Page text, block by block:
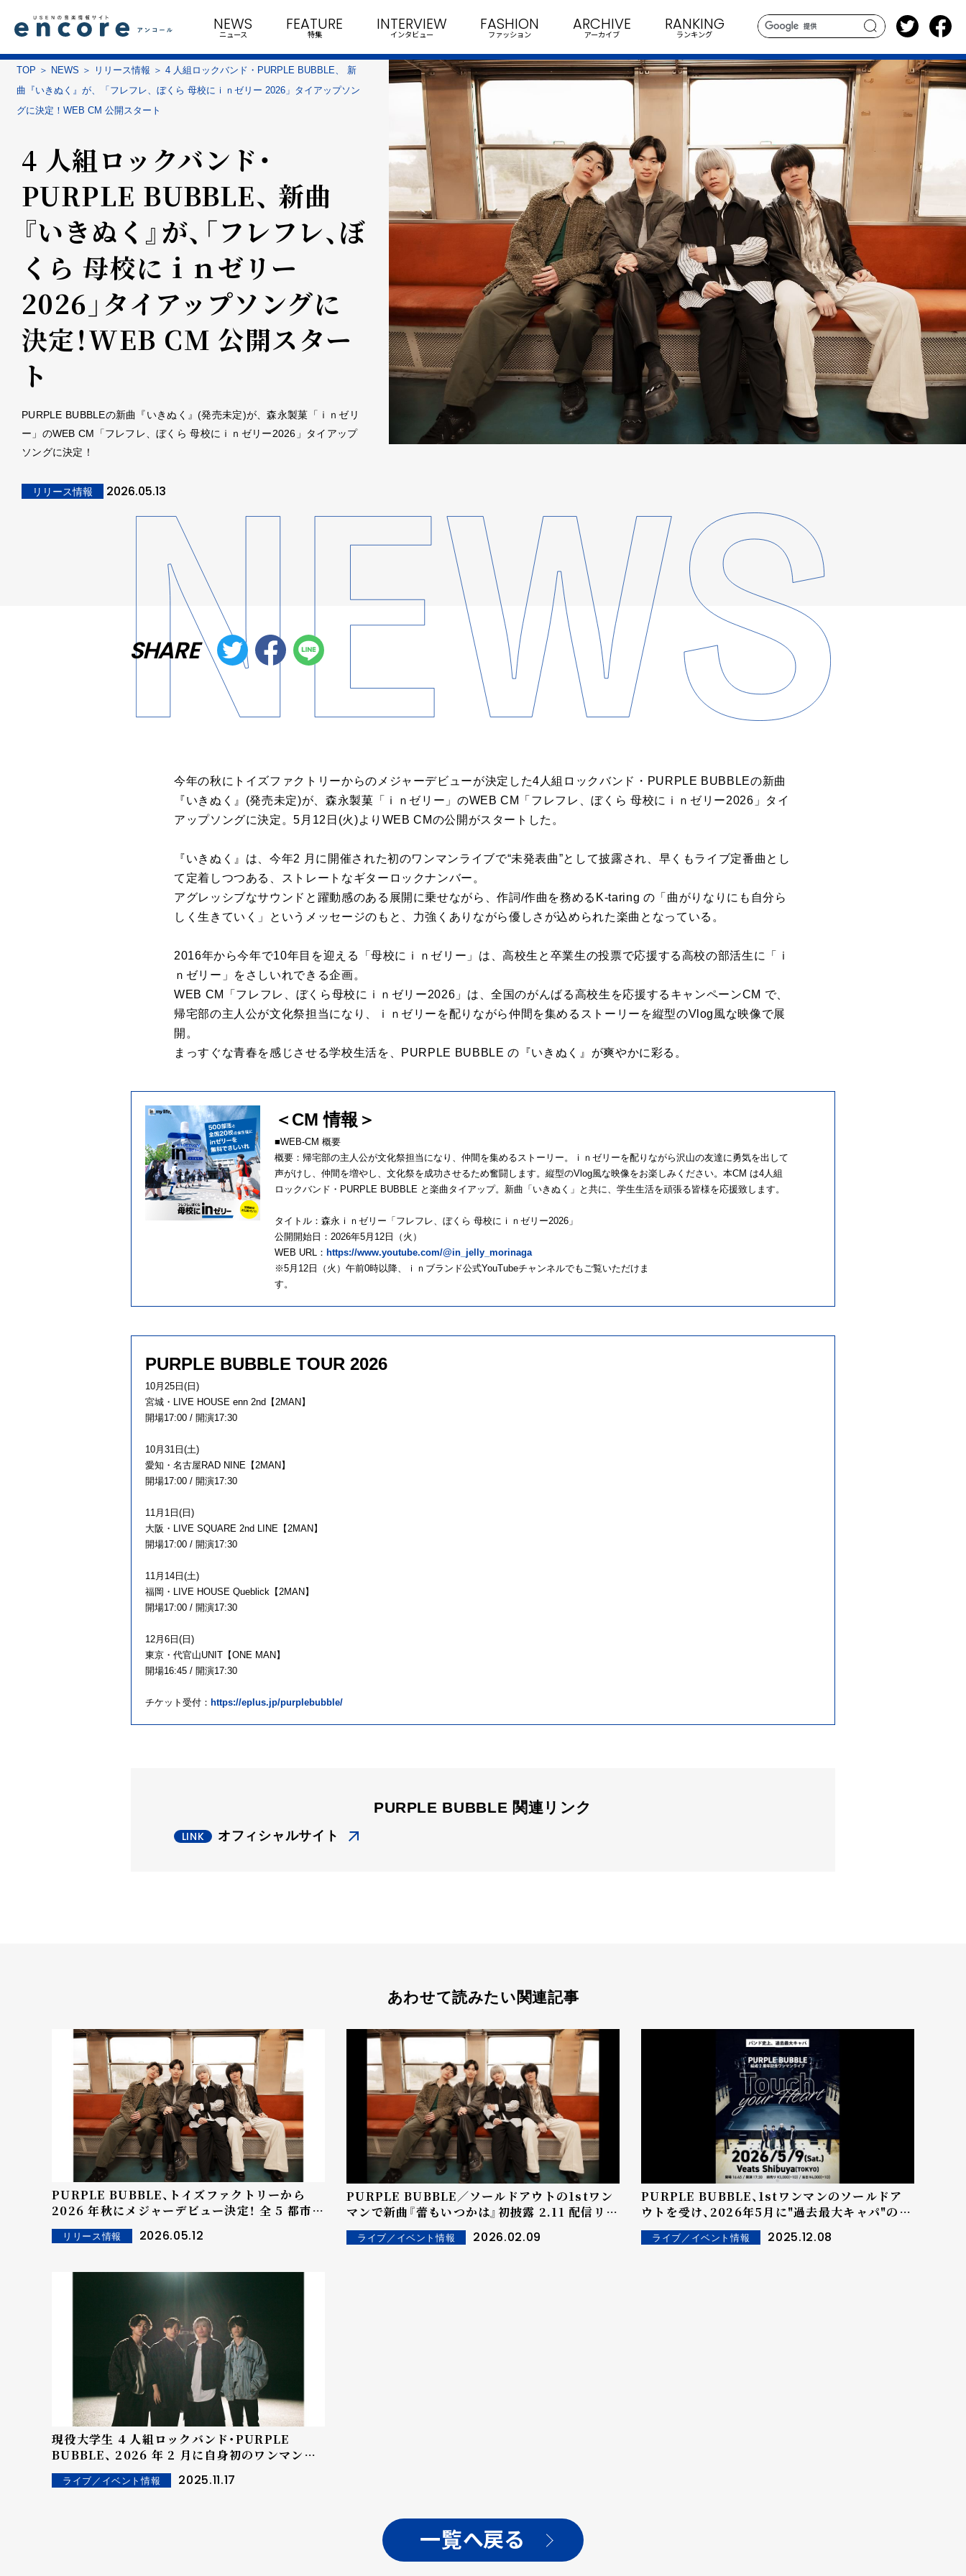
search
NEWS
ニュース
FEATURE
特集
INTERVIEW
インタビュー
FASHION
ファッション
ARCHIVE
アーカイブ
RANKING
ランキング
TOP NEWS リリース情報
4 人組ロックバンド・PURPLE BUBBLE、 新
曲『いきぬく』が、「フレフレ、ぼくら 母校にｉｎゼリー 2026」タイアップソン
グに決定！WEB CM 公開スタート
4 人組ロックバンド・
PURPLE BUBBLE、 新曲
『いきぬく』が、「フレフレ、ぼ
くら 母校にｉｎゼリー
2026」タイアップソングに
決定！WEB CM 公開スター
ト
PURPLE BUBBLEの新曲『いきぬく』(発売未定)が、森永製菓「ｉｎゼリ
ー」のWEB CM「フレフレ、ぼくら ⺟校にｉｎゼリー2026」タイアップ
ソングに決定！
リリース情報 2026.05.13
SHARE
今年の秋にトイズファクトリーからのメジャーデビューが決定した4⼈組ロックバンド・ PURPLE BUBBLEの新曲
『いきぬく』(発売未定)が、 森永製菓「ｉｎゼリー」のWEB CM「フレフレ、ぼくら ⺟校にｉｎゼリー2026」
タイ
アップソングに決定 。5⽉ 12⽇(⽕)よりWEB CMの公開がスタートした。
『いきぬく』は、今年2 ⽉に開催された初のワンマンライブで“未発表曲”として披露され、早くもライブ定番曲とし
て定着しつつある、
ストレートなギターロックナンバー。
アグレッシブなサウンドと躍動感のある展開に乗せながら、作詞/作曲を務めるK-taring の「曲がりなりにも⾃分ら
しく⽣きていく」
というメッセージのもと、⼒強くありながら優しさが込められた楽曲となっている。
2016年から今年で10年⽬を迎える「⺟校にｉｎゼリー」は、⾼校⽣と卒業⽣の投票で応援する⾼校の部活⽣に「ｉ
ｎゼリー」
をさしいれできる企画。
WEB CM「フレフレ、ぼくら⺟校にｉｎゼリー2026」は、全国のがんばる⾼校⽣を応援するキャンペーンCM で、
帰宅部の主⼈公が⽂化祭担当になり、
ｉｎゼリーを配りながら仲間を集めるストーリーを縦型のVlog ⾵な映像で展
開。
まっすぐな⻘春を感じさせる学校⽣活を、
PURPLE BUBBLE の『いきぬく』が爽やかに彩る。
＜CM 情報＞
■WEB-CM 概要
概要：帰宅部の主⼈公が⽂化祭担当になり、仲間を集めるストーリー。ｉｎゼリーを配りながら沢⼭の友達に勇気を出して
声がけし、仲間を増やし、⽂化祭を成功させるため奮闘します。縦型のVlog⾵な映像をお楽しみください。本CM は4⼈組
ロックバンド・PURPLE BUBBLE と楽曲タイアップ。新曲「いきぬく」と共に、学⽣⽣活を頑張る皆様を応援致します。
タイトル：森永ｉｎゼリー「フレフレ、ぼくら ⺟校にｉｎゼリー2026」
公開開始⽇：2026年5⽉12⽇（⽕）
WEB URL： https://www.youtube.com/@in_jelly_morinaga
※5⽉12⽇（⽕）午前0時以降、ｉｎブランド公式YouTubeチャンネルでもご覧いただけま
す。
PURPLE BUBBLE TOUR 2026
10⽉25⽇(⽇)
宮城・LIVE HOUSE enn 2nd【2MAN】
開場17:00 / 開演17:30
10⽉31⽇(⼟)
愛知・名古屋RAD NINE【2MAN】
開場17:00 / 開演17:30
11⽉1⽇(⽇)
⼤阪・LIVE SQUARE 2nd LINE【2MAN】
開場17:00 / 開演17:30
11⽉14⽇(⼟)
福岡・LIVE HOUSE Queblick【2MAN】
開場17:00 / 開演17:30
12⽉6⽇(⽇)
東京・代官⼭UNIT【ONE MAN】
開場16:45 / 開演17:30
チケット受付： https://eplus.jp/purplebubble/
PURPLE BUBBLE 関連リンク
オフィシャルサイト
あわせて読みたい関連記事
PURPLE BUBBLE、トイズファクトリーから
2026 年秋にメジャーデビュー決定！ 全 5 都市を
巡るバンド史上最大規模ツアーも開催！
リリース情報 2026.05.12
PURPLE BUBBLE／ソールドアウトの1stワン
マンで新曲『蕾もいつかは』初披露 2.11 配信リリ
ース決定
ライブ／イベント情報 2026.02.09
PURPLE BUBBLE、1stワンマンのソールドア
ウトを受け、2026年5月に"過去最大キャパ"の結
成2 周年記念ライブ開催決定！
ライブ／イベント情報 2025.12.08
現役大学生 4 人組ロックバンド・PURPLE
BUBBLE、 2026 年 2 月に自身初のワンマンラ
イブ開催決定！最新曲『Good Night 恋人』MV
も公開！
ライブ／イベント情報 2025.11.17
一覧へ戻る